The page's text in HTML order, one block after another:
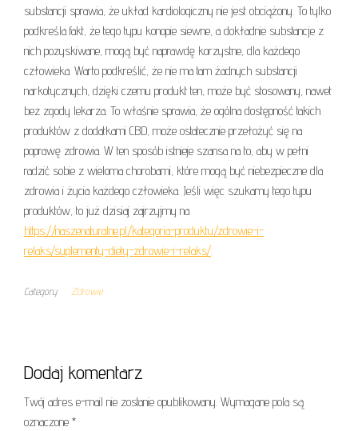
substancji sprawia, że układ kardiologiczny nie jest obciążony. To tylko
podkreśla fakt, że tego typu konopie siewne, a dokładnie substancje z
nich pozyskiwane, mogą być naprawdę korzystne, dla każdego
człowieka. Warto podkreślić, że nie ma tam żadnych substancji
narkotycznych, dzięki czemu produkt ten, może być stosowany, nawet
bez zgody lekarza. To właśnie sprawia, że ogólna dostępność takich
produktów z dodatkami CBD, może ostatecznie przełożyć się na
poprawę zdrowia. W ten sposób istnieje szansa na to, aby w pełni
radzić sobie z wieloma chorobami, które mogą być niebezpieczne dla
zdrowia i życia każdego człowieka. Jeśli więc szukamy tego typu
produktów, to już dzisiaj zajrzyjmy na
https://naszenaturalne.pl/kategoria-produktu/zdrowie-i-
relaks/suplementy-diety-zdrowie-i-relaks/.
Category Zdrowie
Dodaj komentarz
Twój adres e-mail nie zostanie opublikowany. Wymagane pola są
oznaczone *